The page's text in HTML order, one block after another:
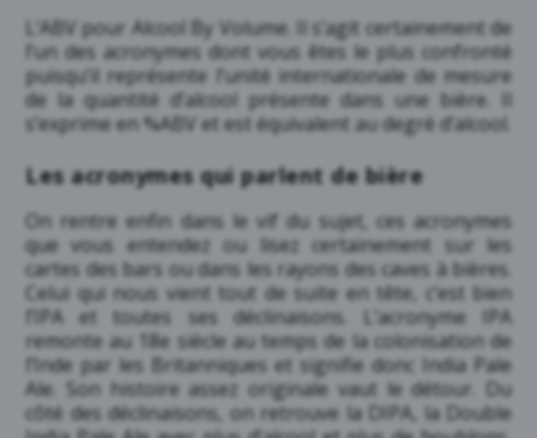
L’ABV pour Alcool By Volume. Il s’agit certainement de
l’un des acronymes dont vous êtes le plus confronté
puisqu’il représente l’unité internationale de mesure
de la quantité d’alcool présente dans une bière. Il
s’exprime en %ABV et est équivalent au degré d’alcool.
Les acronymes qui parlent de bière
On rentre enfin dans le vif du sujet, ces acronymes
que vous entendez ou lisez certainement sur les
cartes des bars ou dans les rayons des caves à bières.
Celui qui nous vient tout de suite en tête, c’est bien
l’IPA et toutes ses déclinaisons. L’acronyme IPA
remonte au 18e siècle au temps de la colonisation de
l’Inde par les Britanniques et signifie donc India Pale
Ale. Son histoire assez originale vaut le détour
. Du
côté des déclinaisons, on retrouve la DIPA, la Double